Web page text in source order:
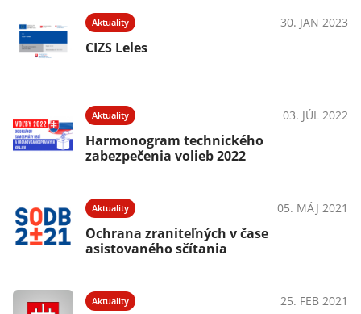
Aktuality 30. JAN 2023
CIZS Leles
Aktuality 03. JÚL 2022
Harmonogram technického
zabezpečenia volieb 2022
Aktuality 05. MÁJ 2021
Ochrana zraniteľných v čase
asistovaného sčítania
Aktuality 25. FEB 2021